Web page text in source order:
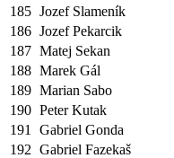
185 Jozef Slameník
186 Jozef Pekarcik
187 Matej Sekan
188 Marek Gál
189 Marian Sabo
190 Peter Kutak
191
Gabriel Gonda
192 Gabriel Fazekaš